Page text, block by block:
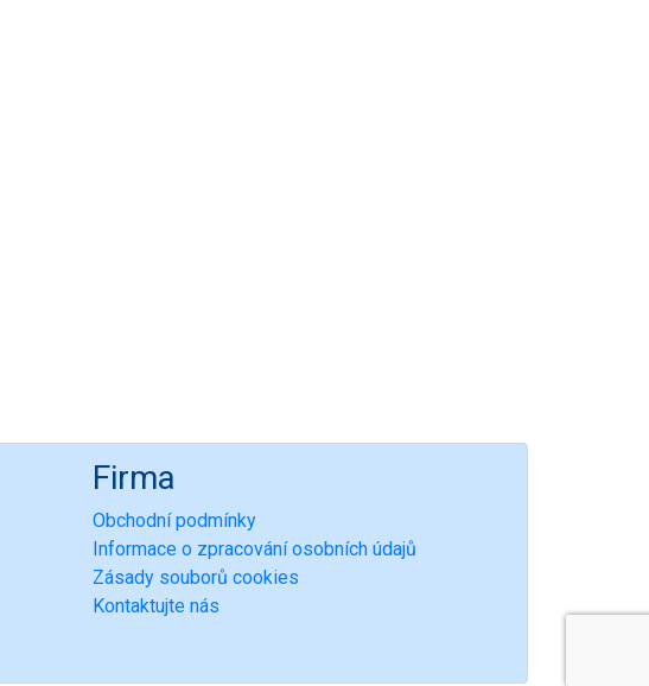
Firma
Obchodní podmínky
Informace o zpracování osobních údajů
Zásady souborů cookies
Kontaktujte nás